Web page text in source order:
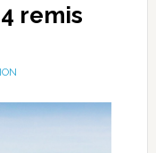
remis